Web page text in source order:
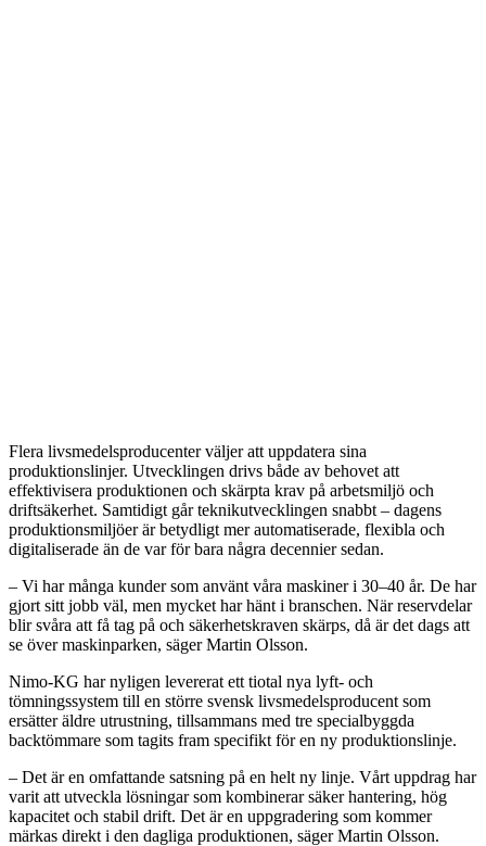
Flera livsmedelsproducenter väljer att uppdatera sina
produktionslinjer. Utvecklingen drivs både av behovet att
effektivisera produktionen och skärpta krav på arbetsmiljö och
driftsäkerhet. Samtidigt går teknikutvecklingen snabbt – dagens
produktionsmiljöer är betydligt mer automatiserade, flexibla och
digitaliserade än de var för bara några decennier sedan.
– Vi har många kunder som använt våra maskiner i 30–40 år. De har
gjort sitt jobb väl, men mycket har hänt i branschen. När reservdelar
blir svåra att få tag på och säkerhetskraven skärps, då är det dags att
se över maskinparken, säger Martin Olsson.
Nimo-KG har nyligen levererat ett tiotal nya lyft- och
tömningssystem till en större svensk livsmedelsproducent som
ersätter äldre utrustning, tillsammans med tre specialbyggda
backtömmare som tagits fram specifikt för en ny produktionslinje.
– Det är en omfattande satsning på en helt ny linje. Vårt uppdrag har
varit att utveckla lösningar som kombinerar säker hantering, hög
kapacitet och stabil drift. Det är en uppgradering som kommer
märkas direkt i den dagliga produktionen, säger Martin Olsson.